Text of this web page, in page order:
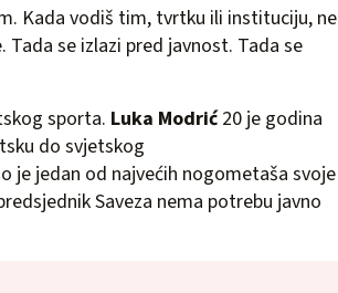
Kada vodiš tim, tvrtku ili instituciju, ne
se izlazi pred javnost. Tada se
sporta. Luka Modrić20 je godina
do svjetskog
je jedan od najvećih nogometaša svoje
Saveza nema potrebu javno